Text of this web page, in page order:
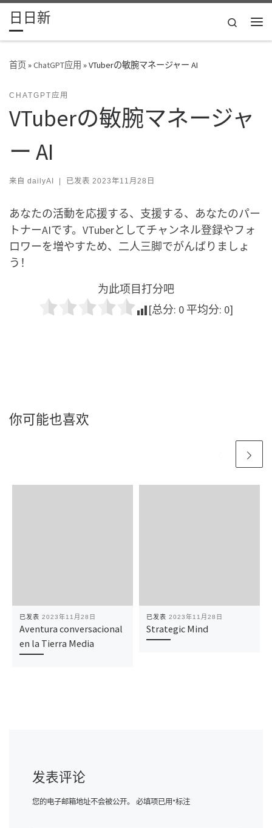
Skip to content
日日新
Search
首页»ChatGPT应用 »VTuberの敏腕マネージャー AI
CHATGPT应用
VTuberの敏腕マネージャ
ー AI
来自 dailyAI | 已发表 2023年11月28日
あなたの活動を応援する、支援する、あなたのパー
トナーAIです。VTuberとしてチャンネル登録やフォ
ロワーを増やすため、二人三脚でがんばりましょ
う！
为此项目打分吧
[总分: 0 平均分: 0]
你可能也喜欢
已发表 2023年11月28日
Aventura conversacional
en la Tierra Media
已发表 2023年11月28日
Strategic Mind
发表评论
您的电子邮箱地址不会被公开。 必填项已用*标注